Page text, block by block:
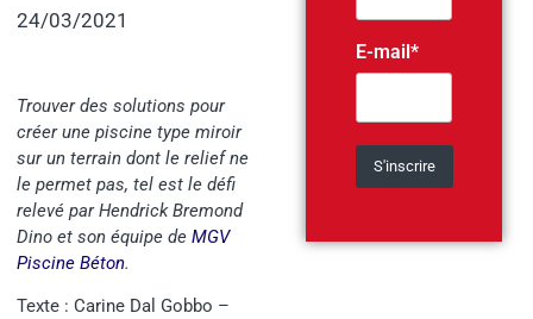
24/03/2021
Trouver des solutions pour
créer une piscine type miroir
sur un terrain dont le relief ne
le permet pas, tel est le défi
relevé par Hendrick Bremond
Dino et son équipe de MGV
Piscine Béton.
Texte : Carine Dal Gobbo –
E-mail*